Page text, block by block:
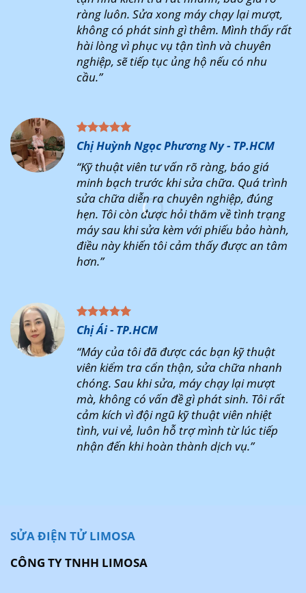
ràng luôn. Sửa xong máy chạy lại mượt,
không có phát sinh gì thêm. Mình thấy rất
hài lòng vì phục vụ tận tình và chuyên
nghiệp, sẽ tiếp tục ủng hộ nếu có nhu
cầu.”
Chị Huỳnh Ngọc Phương Ny - TP.HCM
“Kỹ thuật viên tư vấn rõ ràng, báo giá
minh bạch trước khi sửa chữa. Quá trình
sửa chữa diễn ra chuyên nghiệp, đúng
hẹn. Tôi còn được hỏi thăm về tình trạng
máy sau khi sửa kèm với phiếu bảo hành,
điều này khiến tôi cảm thấy được an tâm
hơn.”
Chị Ái - TP.HCM
“Máy của tôi đã được các bạn kỹ thuật
viên kiểm tra cẩn thận, sửa chữa nhanh
chóng. Sau khi sửa, máy chạy lại mượt
mà, không có vấn đề gì phát sinh. Tôi rất
cảm kích vì đội ngũ kỹ thuật viên nhiệt
tình, vui vẻ, luôn hỗ trợ mình từ lúc tiếp
nhận đến khi hoàn thành dịch vụ.”
SỬA ĐIỆN TỬ LIMOSA
CÔNG TY TNHH LIMOSA